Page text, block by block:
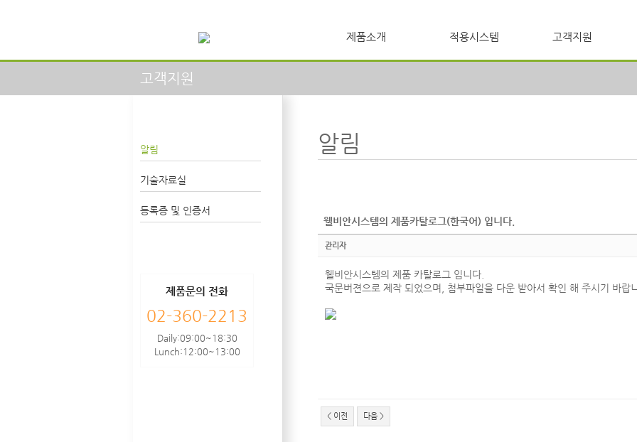
제품소개 적용시스템 고객지원
고객지원
알림
기술자료실
등록증 및 인증서
제품문의 전화
02-360-2213
Daily:09:00~18:30
Lunch:12:00~13:00
알림
웰비안시스템의 제품카탈로그(한국어) 입니다.
관리자
웰비안시스템의 제품 카탈로그 입니다.
국문버젼으로 제작 되었으며, 첨부파일을 다운 받아서 확인 해 주시기 바랍
< 이전 다음 >